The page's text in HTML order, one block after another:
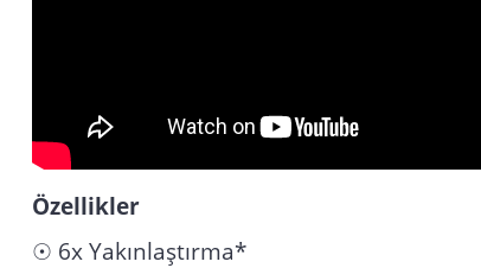
Özellikler
☉ 6x Yakınlaştırma*